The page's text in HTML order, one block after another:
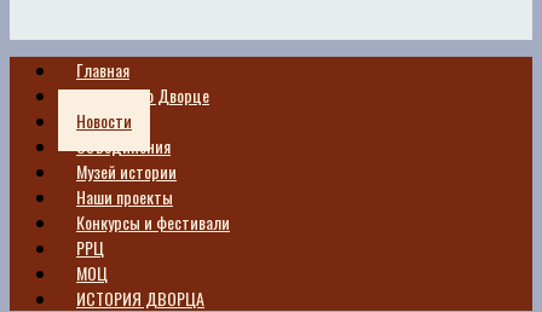
Главная
Сведения о Дворце
Новости
Объединения
Музей истории
Наши проекты
Конкурсы и фестивали
РРЦ
МОЦ
ИСТОРИЯ ДВОРЦА